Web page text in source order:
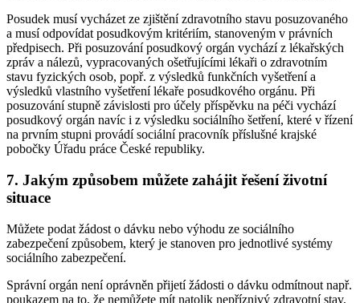
Posudek musí vycházet ze zjištění zdravotního stavu posuzovaného
a musí odpovídat posudkovým kritériím, stanoveným v právních
předpisech. Při posuzování posudkový orgán vychází z lékařských
zpráv a nálezů, vypracovaných ošetřujícími lékaři o zdravotním
stavu fyzických osob, popř. z výsledků funkčních vyšetření a
výsledků vlastního vyšetření lékaře posudkového orgánu. Při
posuzování stupně závislosti pro účely příspěvku na péči vychází
posudkový orgán navíc i z výsledku sociálního šetření, které v řízení
na prvním stupni provádí sociální pracovník příslušné krajské
pobočky Úřadu práce České republiky.
7. Jakým způsobem můžete zahájit řešení životní
situace
Můžete podat žádost o dávku nebo výhodu ze sociálního
zabezpečení způsobem, který je stanoven pro jednotlivé systémy
sociálního zabezpečení.
Správní orgán není oprávněn přijetí žádosti o dávku odmítnout např.
poukazem na to, že nemůžete mít natolik nepříznivý zdravotní stav,